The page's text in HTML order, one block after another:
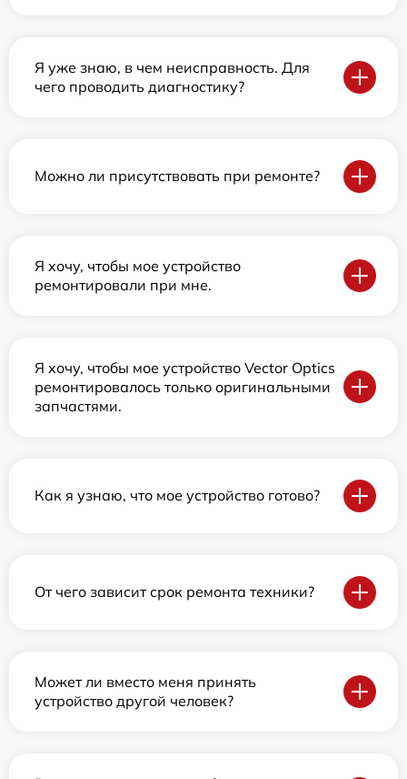
Я уже знаю, в чем неисправность. Для
чего проводить диагностику?
Можно ли присутствовать при ремонте?
Я хочу, чтобы мое устройство
ремонтировали при мне.
Я хочу, чтобы мое устройство Vector Optics
ремонтировалось только оригинальными
запчастями.
Как я узнаю, что мое устройство готово?
От чего зависит срок ремонта техники?
Может ли вместо меня принять
устройство другой человек?